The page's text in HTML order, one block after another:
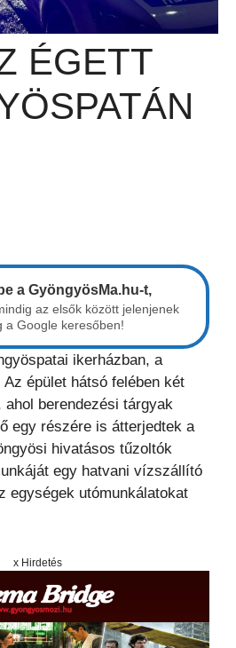
ÉGETT
a GyöngyösMa.hu-t,
az elsők között jelenjenek
a Google keresőben!
ikerházban, a
Az épület hátsó felében két
berendezési tárgyak
egy részére is átterjedtek a
hivatásos tűzoltók
egy hatvani vízszállító
egységek utómunkálatokat
x Hirdetés